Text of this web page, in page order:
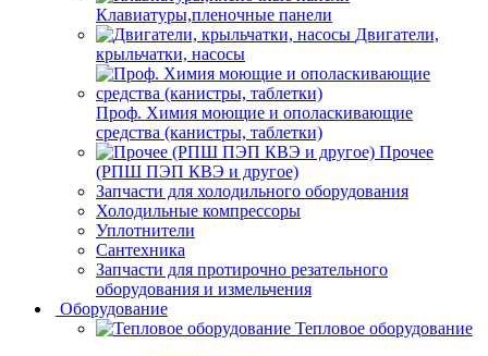
Клавиатуры,пленочные панели
Двигатели,
крыльчатки, насосы
Проф. Химия моющие и ополаскивающие
средства (канистры, таблетки)
Прочее
(РПШ ПЭП КВЭ и другое)
Запчасти для холодильного оборудования
Холодильные компрессоры
Уплотнители
Сантехника
Запчасти для протирочно резательного
оборудования и измельчения
Оборудование
Тепловое оборудование